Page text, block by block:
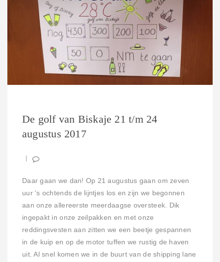
De golf van Biskaje 21 t/m 24
augustus 2017
Daar gaan we dan! Op 21 augustus gaan om zeven
uur 's ochtends de lijntjes los en zijn we begonnen
aan onze allereerste meerdaagse oversteek. Dik
ingepakt in onze zeilpakken en met onze
reddingsvesten aan zitten we een beetje gespannen
in de kuip en op de motor tuffen we rustig de haven
uit. Al snel komen we in de buurt van de shipping lane